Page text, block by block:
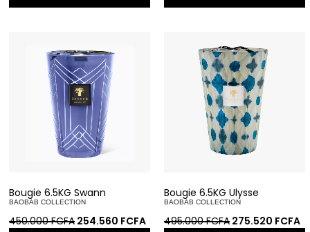
Bougie 6.5KG Swann
BAOBAB COLLECTION
450.000FCFA 254.560 FCFA
Bougie 6.5KG Ulysse
BAOBAB COLLECTION
495.000FCFA 275.520 FCFA